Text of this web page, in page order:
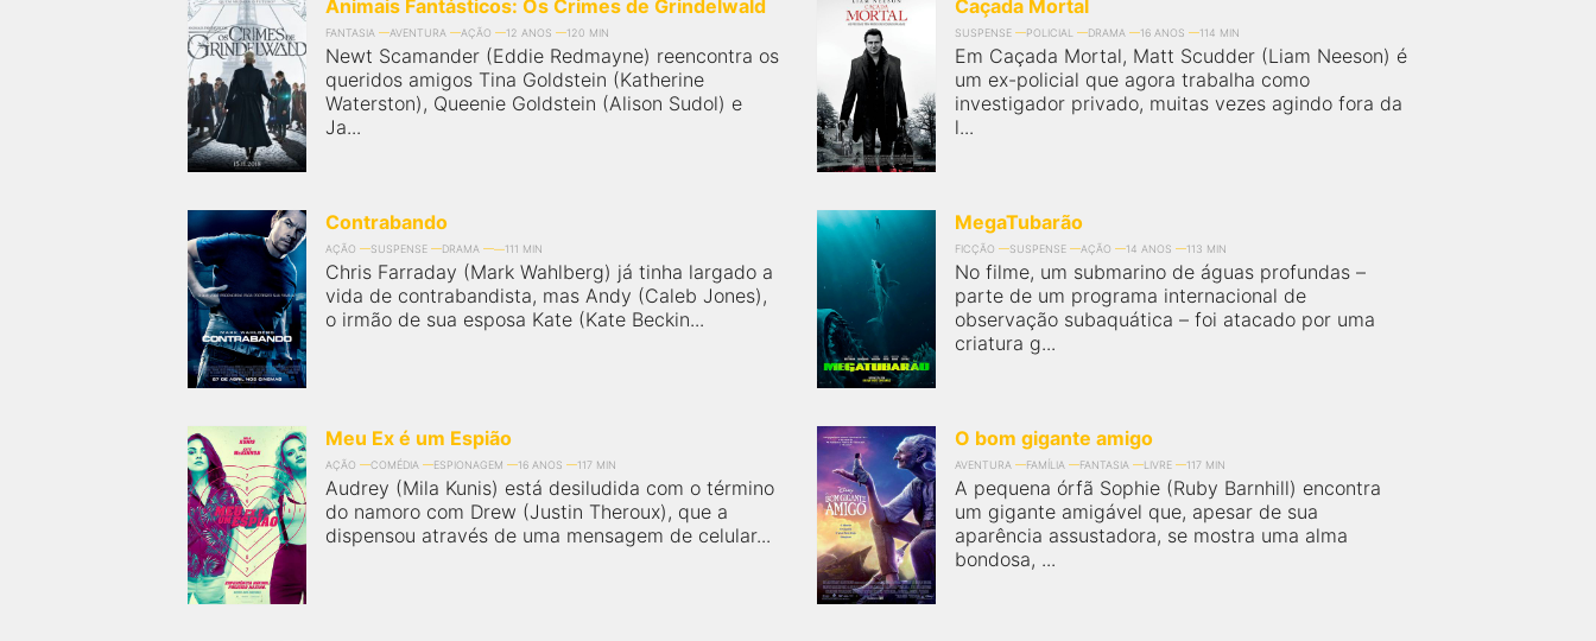
Animais Fantásticos: Os Crimes de Grindelwald
FANTASIA AVENTURA AÇÃO 12 ANOS 120 MIN
Newt Scamander (Eddie Redmayne) reencontra os
queridos amigos Tina Goldstein (Katherine
Waterston), Queenie Goldstein (Alison Sudol) e
Ja...
Caçada Mortal
SUSPENSE POLICIAL DRAMA 16 ANOS 114 MIN
Em Caçada Mortal, Matt Scudder (Liam Neeson) é
um ex-policial que agora trabalha como
investigador privado, muitas vezes agindo fora da
l...
Contrabando
AÇÃO SUSPENSE DRAMA 111 MIN
Chris Farraday (Mark Wahlberg) já tinha largado a
vida de contrabandista, mas Andy (Caleb Jones),
o irmão de sua esposa Kate (Kate Beckin...
MegaTubarão
FICÇÃO SUSPENSE AÇÃO 14 ANOS 113 MIN
No filme, um submarino de águas profundas –
parte de um programa internacional de
observação subaquática – foi atacado por uma
criatura g...
Meu Ex é um Espião
AÇÃO COMÉDIA ESPIONAGEM 16 ANOS 117 MIN
Audrey (Mila Kunis) está desiludida com o término
do namoro com Drew (Justin Theroux), que a
dispensou através de uma mensagem de celular...
O bom gigante amigo
AVENTURA FAMÍLIA FANTASIA LIVRE 117 MIN
A pequena órfã Sophie (Ruby Barnhill) encontra
um gigante amigável que, apesar de sua
aparência assustadora, se mostra uma alma
bondosa, ...